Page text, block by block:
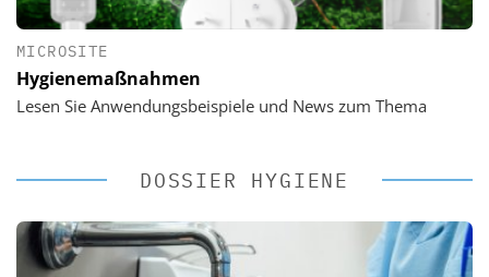
MICROSITE
Hygienemaßnahmen
Lesen Sie Anwendungsbeispiele und News zum Thema
DOSSIER HYGIENE